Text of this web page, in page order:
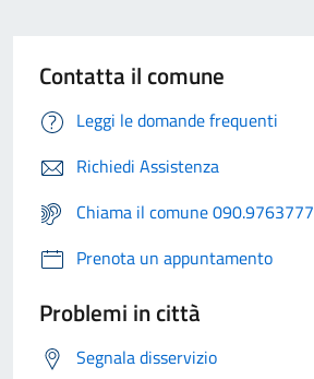
Contatta il comune
Leggi le domande frequenti
Richiedi Assistenza
Chiama il comune 090.9763777
Prenota un appuntamento
Problemi in città
Segnala disservizio